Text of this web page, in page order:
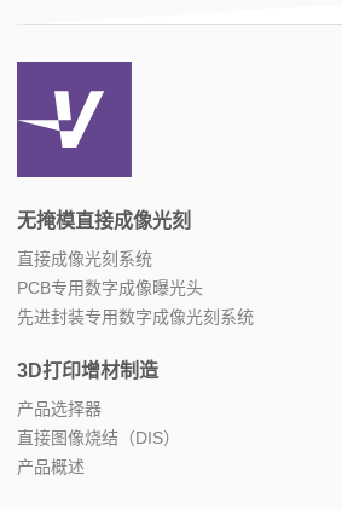
无掩模直接成像光刻
直接成像光刻系统
PCB专用数字成像曝光头
先进封装专用数字成像光刻系统
3D打印增材制造
产品选择器
直接图像烧结（DIS）
产品概述